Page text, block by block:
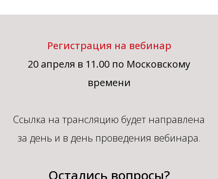
Регистрация на вебинар
20 апреля в 11.00 по Московскому
времени
Ссылка на трансляцию будет направлена
за день и в день проведения вебинара.
Остались вопросы?